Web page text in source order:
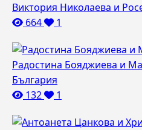
Виктория Николаева и
664
1
Радостина Бояджиева и
България
132
1